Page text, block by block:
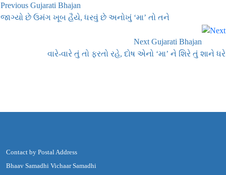
Previous Gujarati Bhajan
જાગ્યો છે ઉમંગ ખૂબ હૈયે, ધરવું છે અનોખું ‘મા’ તો તને
Next Gujarati Bhajan
વારે-વારે તું તો ફરતો રહે, દોષ એનો ‘મા’ ને શિરે તું શાને ધરે
Contact by Postal Address
Bhaav Samadhi Vichaar Samadhi